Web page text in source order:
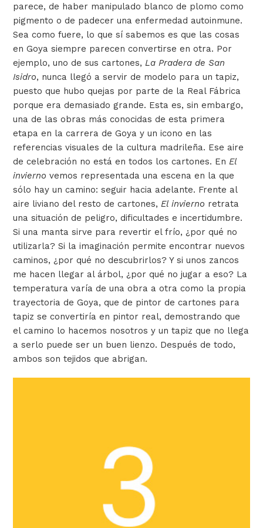
parece, de haber manipulado blanco de plomo como
pigmento o de padecer una enfermedad autoinmune.
Sea como fuere, lo que sí sabemos es que las cosas
en Goya siempre parecen convertirse en otra. Por
ejemplo, uno de sus cartones,La Pradera de San
Isidro, nunca llegó a servir de modelo para un tapiz,
puesto que hubo quejas por parte de la Real Fábrica
porque era demasiado grande. Esta es, sin embargo,
una de las obras más conocidas de esta primera
etapa en la carrera de Goya y un icono en las
referencias visuales de la cultura madrileña. Ese aire
de celebración no está en todos los cartones. EnEl
invierno vemos representada una escena en la que
sólo hay un camino: seguir hacia adelante. Frente al
aire liviano del resto de cartones,El invierno retrata
una situación de peligro, dificultades e incertidumbre.
Si una manta sirve para revertir el frío, ¿por qué no
utilizarla? Si la imaginación permite encontrar nuevos
caminos, ¿por qué no descubrirlos? Y si unos zancos
me hacen llegar al árbol, ¿por qué no jugar a eso? La
temperatura varía de una obra a otra como la propia
trayectoria de Goya, que de pintor de cartones para
tapiz se convertiría en pintor real, demostrando que
el camino lo hacemos nosotros y un tapiz que no llega
a serlo puede ser un buen lienzo. Después de todo,
ambos son tejidos que abrigan.